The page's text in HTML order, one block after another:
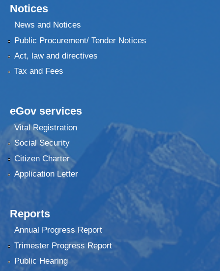
Notices
News and Notices
Public Procurement/ Tender Notices
Act, law and directives
Tax and Fees
eGov services
Vital Registration
Social Security
Citizen Charter
Application Letter
Reports
Annual Progress Report
Trimester Progress Report
Public Hearing